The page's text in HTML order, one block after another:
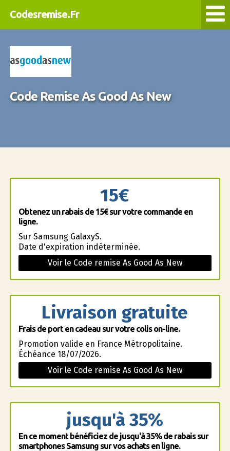
Codesremise.Fr
Code Remise As Good As New
15€
Obtenez un rabais de 15€ sur votre commande en
ligne.
Sur Samsung GalaxyS.
Date d'expiration indéterminée.
Voir le Code remise As Good As New
Livraison gratuite
Frais de port en cadeau sur votre colis on-line.
Promotion valide en France Métropolitaine.
Échéance 18/07/2026.
Voir le Code remise As Good As New
jusqu'à 35%
En ce moment bénéficiez de jusqu'à 35% de rabais sur
smartphones Samsung sur vos achats en ligne.